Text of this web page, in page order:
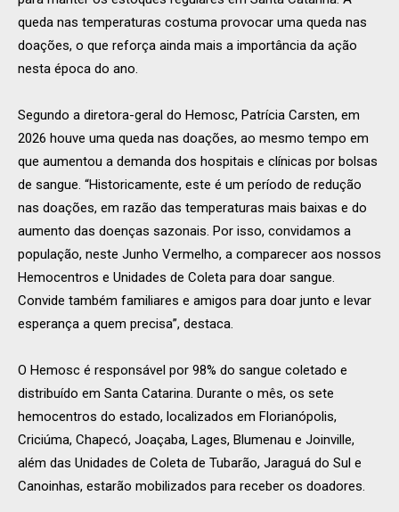
queda nas temperaturas costuma provocar uma queda nas
doações, o que reforça ainda mais a importância da ação
nesta época do ano.
Segundo a diretora-geral do Hemosc, Patrícia Carsten, em
2026 houve uma queda nas doações, ao mesmo tempo em
que aumentou a demanda dos hospitais e clínicas por bolsas
de sangue. “Historicamente, este é um período de redução
nas doações, em razão das temperaturas mais baixas e do
aumento das doenças sazonais. Por isso, convidamos a
população, neste Junho Vermelho, a comparecer aos nossos
Hemocentros e Unidades de Coleta para doar sangue.
Convide também familiares e amigos para doar junto e levar
esperança a quem precisa”, destaca.
O Hemosc é responsável por 98% do sangue coletado e
distribuído em Santa Catarina. Durante o mês, os sete
hemocentros do estado, localizados em Florianópolis,
Criciúma, Chapecó, Joaçaba, Lages, Blumenau e Joinville,
além das Unidades de Coleta de Tubarão, Jaraguá do Sul e
Canoinhas, estarão mobilizados para receber os doadores.